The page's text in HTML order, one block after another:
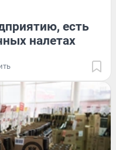
есть
налетах